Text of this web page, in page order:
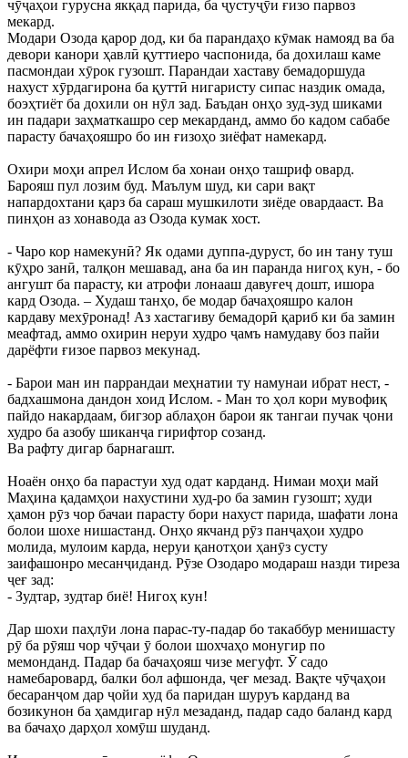
чӯҷаҳои гурусна якқад парида, ба ҷустуҷӯи ғизо парвоз
мекард.
Модари Озода қарор дод, ки ба парандаҳо кӯмак намояд ва ба
девори канори ҳавлӣ қуттиеро часпонида, ба дохилаш каме
пасмондаи хӯрок гузошт. Парандаи хаставу бемадоршуда
нахуст хӯрдагирона ба қуттӣ нигаристу сипас наздик омада,
боэҳтиёт ба дохили он нӯл зад. Баъдан онҳо зуд-зуд шиками
ин падари заҳматкашро сер мекарданд, аммо бо кадом сабабе
парасту бачаҳояшро бо ин ғизоҳо зиёфат намекард.
Охири моҳи апрел Ислом ба хонаи онҳо ташриф овард.
Барояш пул лозим буд. Маълум шуд, ки сари вақт
напардохтани қарз ба сараш мушкилоти зиёде овардааст. Ва
пинҳон аз хонавода аз Озода кумак хост.
- Чаро кор намекунӣ? Як одами дуппа-дуруст, бо ин тану туш
кӯҳро занӣ, талқон мешавад, ана ба ин паранда нигоҳ кун, - бо
ангушт ба парасту, ки атрофи лонааш давуғеҷ дошт, ишора
кард Озода. – Худаш танҳо, бе модар бачаҳояшро калон
кардаву мехӯронад! Аз хастагиву бемадорӣ қариб ки ба замин
меафтад, аммо охирин неруи худро ҷамъ намудаву боз пайи
дарёфти ғизое парвоз мекунад.
- Барои ман ин паррандаи меҳнатии ту намунаи ибрат нест, -
бадхашмона дандон хоид Ислом. - Ман то ҳол кори мувофиқ
пайдо накардаам, бигзор аблаҳон барои як тангаи пучак ҷони
худро ба азобу шиканҷа гирифтор созанд.
Ва рафту дигар барнагашт.
Ноаён онҳо ба парастуи худ одат карданд. Нимаи моҳи май
Маҳина қадамҳои нахустини худ-ро ба замин гузошт; худи
ҳамон рӯз чор бачаи парасту бори нахуст парида, шафати лона
болои шохе нишастанд. Онҳо якчанд рӯз панҷаҳои худро
молида, мулоим карда, неруи қанотҳои ҳанӯз сусту
заифашонро месанҷиданд. Рӯзе Озодаро модараш назди тиреза
ҷеғ зад:
- Зудтар, зудтар биё! Нигоҳ кун!
Дар шохи паҳлӯи лона парас-ту-падар бо такаббур менишасту
рӯ ба рӯяш чор чӯҷаи ӯ болои шохчаҳо монугир по
мемонданд. Падар ба бачаҳояш чизе мегуфт. Ӯ садо
намебаровард, балки бол афшонда, ҷеғ мезад. Вақте чӯҷаҳои
бесаранҷом дар ҷойи худ ба паридан шуруъ карданд ва
бозикунон ба ҳамдигар нӯл мезаданд, падар садо баланд кард
ва бачаҳо дарҳол хомӯш шуданд.